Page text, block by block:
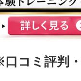
コミ評判